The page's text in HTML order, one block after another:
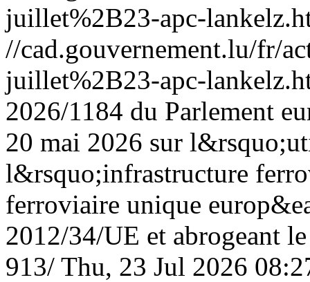
juillet%2B23-apc-
//cad.gouvernement.lu/fr/
juillet%2B23-apc-
2026/1184 du Parlement
20 mai 2026 sur
l&rsquo;infrastructure
ferroviaire unique
2012/34/UE et abrogeant
913/ Thu, 23 Jul 2026